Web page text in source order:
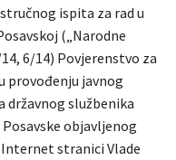
ispita za rad u
(„Narodne
6/14) Povjerenstvo za
provođenju javnog
državnog službenika
objavljenog
Internet stranici Vlade